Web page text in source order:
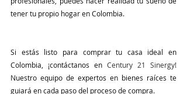
tener tu propio hogar en Colombia.
Si estás listo para comprar tu casa ideal en
Colombia, ¡contáctanos en Century 21 Sinergy!
Nuestro equipo de expertos en bienes raíces te
guiará en cada paso del proceso de compra.